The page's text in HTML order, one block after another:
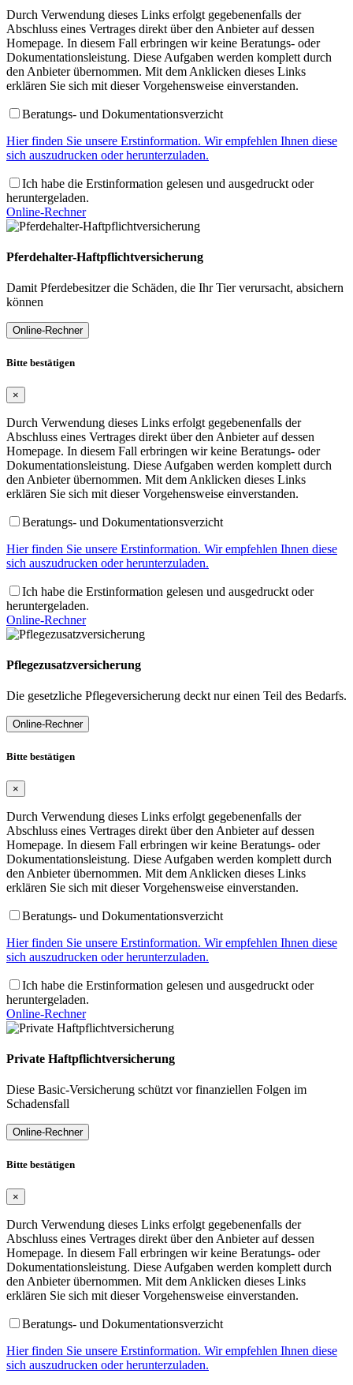
Durch Verwendung dieses Links erfolgt gegebenenfalls der
Abschluss eines Vertrages direkt über den Anbieter auf dessen
Homepage. In diesem Fall erbringen wir keine Beratungs- oder
Dokumentationsleistung. Diese Aufgaben werden komplett durch
den Anbieter übernommen. Mit dem Anklicken dieses Links
erklären Sie sich mit dieser Vorgehensweise einverstanden.
Beratungs- und Dokumentationsverzicht
Hier finden Sie unsere Erstinformation. Wir empfehlen Ihnen diese
sich auszudrucken oder herunterzuladen.
Ich habe die Erstinformation gelesen und ausgedruckt oder
heruntergeladen.
Online-Rechner
Pferdehalter-Haftpflichtversicherung
Damit Pferdebesitzer die Schäden, die Ihr Tier verursacht, absichern
können
Online-Rechner
Bitte bestätigen
×
Durch Verwendung dieses Links erfolgt gegebenenfalls der
Abschluss eines Vertrages direkt über den Anbieter auf dessen
Homepage. In diesem Fall erbringen wir keine Beratungs- oder
Dokumentationsleistung. Diese Aufgaben werden komplett durch
den Anbieter übernommen. Mit dem Anklicken dieses Links
erklären Sie sich mit dieser Vorgehensweise einverstanden.
Beratungs- und Dokumentationsverzicht
Hier finden Sie unsere Erstinformation. Wir empfehlen Ihnen diese
sich auszudrucken oder herunterzuladen.
Ich habe die Erstinformation gelesen und ausgedruckt oder
heruntergeladen.
Online-Rechner
Pflegezusatzversicherung
Die gesetzliche Pflegeversicherung deckt nur einen Teil des Bedarfs.
Online-Rechner
Bitte bestätigen
×
Durch Verwendung dieses Links erfolgt gegebenenfalls der
Abschluss eines Vertrages direkt über den Anbieter auf dessen
Homepage. In diesem Fall erbringen wir keine Beratungs- oder
Dokumentationsleistung. Diese Aufgaben werden komplett durch
den Anbieter übernommen. Mit dem Anklicken dieses Links
erklären Sie sich mit dieser Vorgehensweise einverstanden.
Beratungs- und Dokumentationsverzicht
Hier finden Sie unsere Erstinformation. Wir empfehlen Ihnen diese
sich auszudrucken oder herunterzuladen.
Ich habe die Erstinformation gelesen und ausgedruckt oder
heruntergeladen.
Online-Rechner
Private Haftpflichtversicherung
Diese Basic-Versicherung schützt vor finanziellen Folgen im
Schadensfall
Online-Rechner
Bitte bestätigen
×
Durch Verwendung dieses Links erfolgt gegebenenfalls der
Abschluss eines Vertrages direkt über den Anbieter auf dessen
Homepage. In diesem Fall erbringen wir keine Beratungs- oder
Dokumentationsleistung. Diese Aufgaben werden komplett durch
den Anbieter übernommen. Mit dem Anklicken dieses Links
erklären Sie sich mit dieser Vorgehensweise einverstanden.
Beratungs- und Dokumentationsverzicht
Hier finden Sie unsere Erstinformation. Wir empfehlen Ihnen diese
sich auszudrucken oder herunterzuladen.